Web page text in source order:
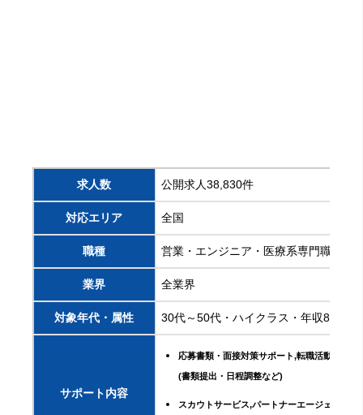
求人数 公開求人38,830件
対応エリア 全国
職種 営業・エンジニア・医療系専門職等
業界 全業界
対象年代・属性 30代～50代・ハイクラス・年収800万
サポート内容
応募書類・面接対策サポート,転職活動の手続
(書類提出・日程調整など)
スカウトサービス,パートナーエージェントサ